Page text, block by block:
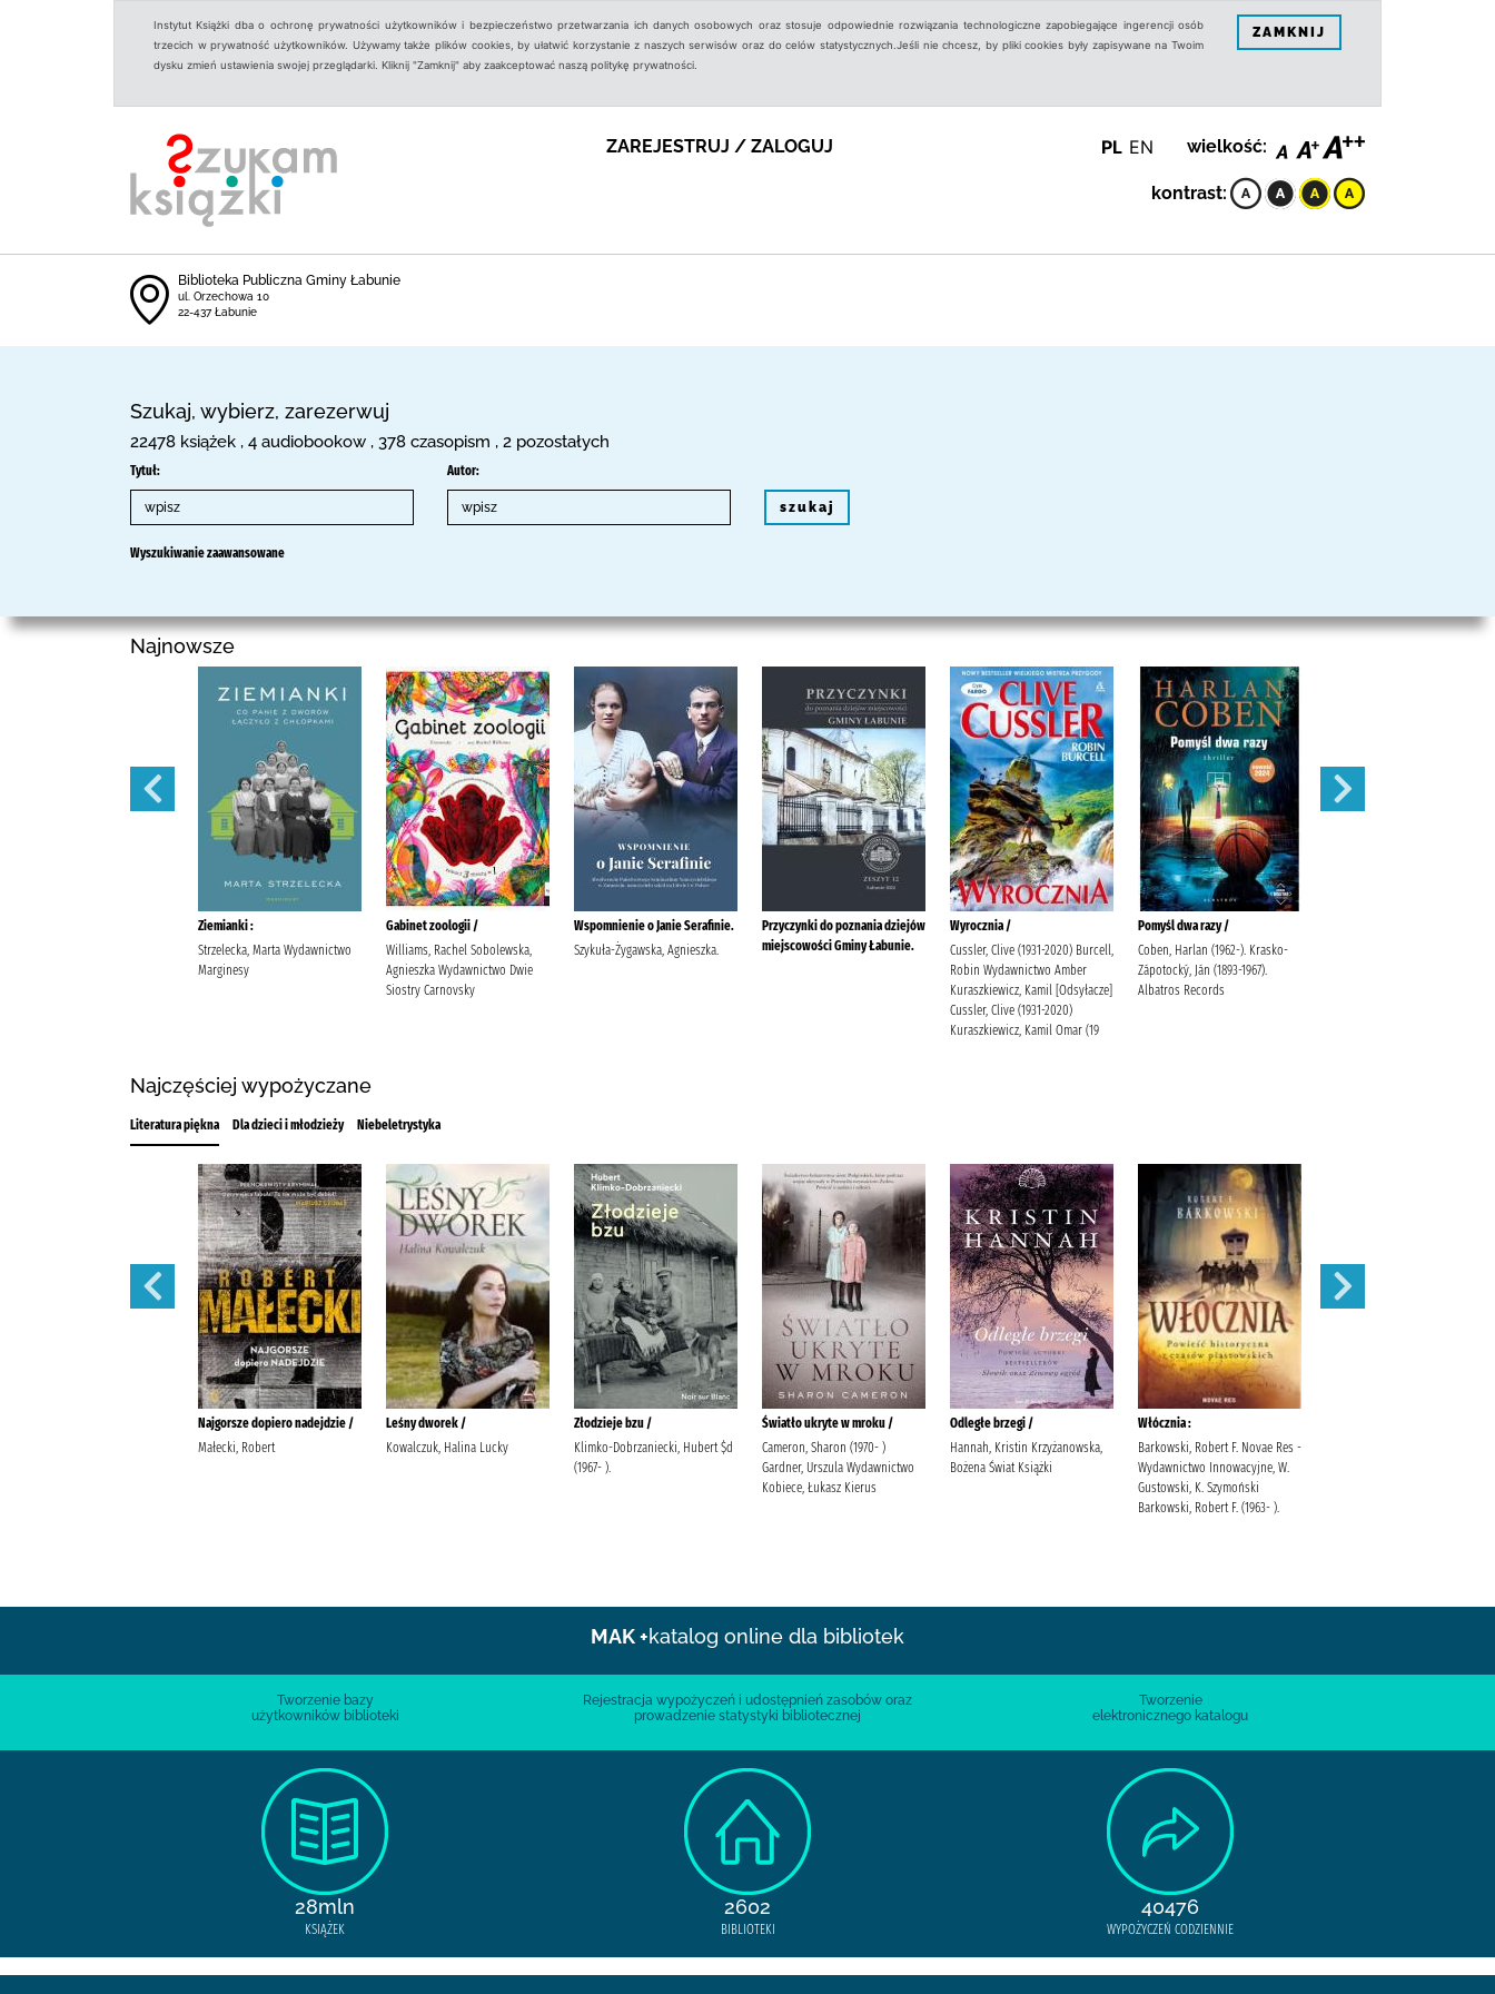
Instytut Książki dba o ochronę prywatności użytkowników i bezpieczeństwo przetwarzania ich danych osobowych oraz stosuje odpowiednie rozwiązania technologiczne zapobiegające ingerencji osób
trzecich w prywatność użytkowników. Używamy także plików cookies, by ułatwić korzystanie z naszych serwisów oraz do celów statystycznych.Jeśli nie chcesz, by pliki cookies były zapisywane na Twoim
dysku zmień ustawienia swojej przeglądarki. Kliknij "Zamknij" aby zaakceptować naszą politykę prywatności.
ZAMKNIJ
ZAREJESTRUJ / ZALOGUJ PL EN wielkość:
kontrast:
Biblioteka Publiczna Gminy Łabunie
ul. Orzechowa 10
22-437 Łabunie
Szukaj, wybierz, zarezerwuj
22478 książek , 4 audiobookow , 378 czasopism , 2 pozostałych
Tytuł: Autor:
szukaj
Wyszukiwanie zaawansowane
Najnowsze
Ziemianki :
Strzelecka, Marta Wydawnictwo
Marginesy
Gabinet zoologii /
Williams, Rachel Sobolewska,
Agnieszka Wydawnictwo Dwie
Siostry Carnovsky
Wspomnienie o Janie Serafinie.
Szykuła-Żygawska, Agnieszka.
Przyczynki do poznania dziejów
miejscowości Gminy Łabunie.
Wyrocznia /
Cussler, Clive (1931-2020) Burcell,
Robin Wydawnictwo Amber
Kuraszkiewicz, Kamil [Odsyłacze]
Cussler, Clive (1931-2020)
Kuraszkiewicz, Kamil Omar (19
Pomyśl dwa razy /
Coben, Harlan (1962-). Krasko-
Zápotocký, Ján (1893-1967).
Albatros Records
Najczęściej wypożyczane
Literatura piękna Dla dzieci i młodzieży Niebeletrystyka
Najgorsze dopiero nadejdzie /
Małecki, Robert
Leśny dworek /
Kowalczuk, Halina Lucky
Złodzieje bzu /
Klimko-Dobrzaniecki, Hubert $d
(1967- ).
Światło ukryte w mroku /
Cameron, Sharon (1970- )
Gardner, Urszula Wydawnictwo
Kobiece, Łukasz Kierus
Odległe brzegi /
Hannah, Kristin Krzyżanowska,
Bożena Świat Książki
Włócznia :
Barkowski, Robert F. Novae Res -
Wydawnictwo Innowacyjne, W.
Gustowski, K. Szymoński
Barkowski, Robert F. (1963- ).
MAK +katalog online dla bibliotek
Tworzenie bazy
użytkowników biblioteki
Rejestracja wypożyczeń i udostępnień zasobów oraz
prowadzenie statystyki bibliotecznej
Tworzenie
elektronicznego katalogu
28mln
KSIĄŻEK
2602
BIBLIOTEKI
40476
WYPOŻYCZEŃ CODZIENNIE